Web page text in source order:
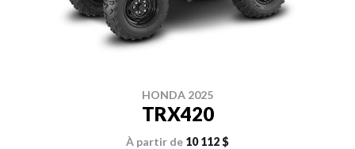
HONDA 2025
TRX420
À partir de 10 112 $